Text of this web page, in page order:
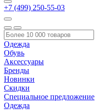
+7 (499) 250-55-03
Одежда
Обувь
Аксессуары
Бренды
Новинки
Скидки
Специальное предложение
Одежда